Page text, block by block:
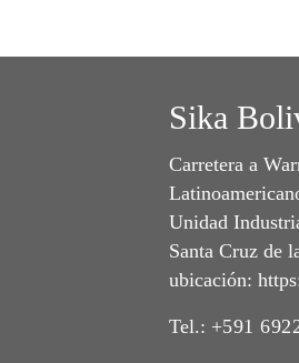
Sika
Carretera a
Unidad
Santa Cruz de
ubicación:
Tel.: +591